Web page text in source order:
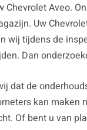
Chevrolet Aveo.
Uw
wij tijdens de
Dan
dat de
kan maken
Of bent u van